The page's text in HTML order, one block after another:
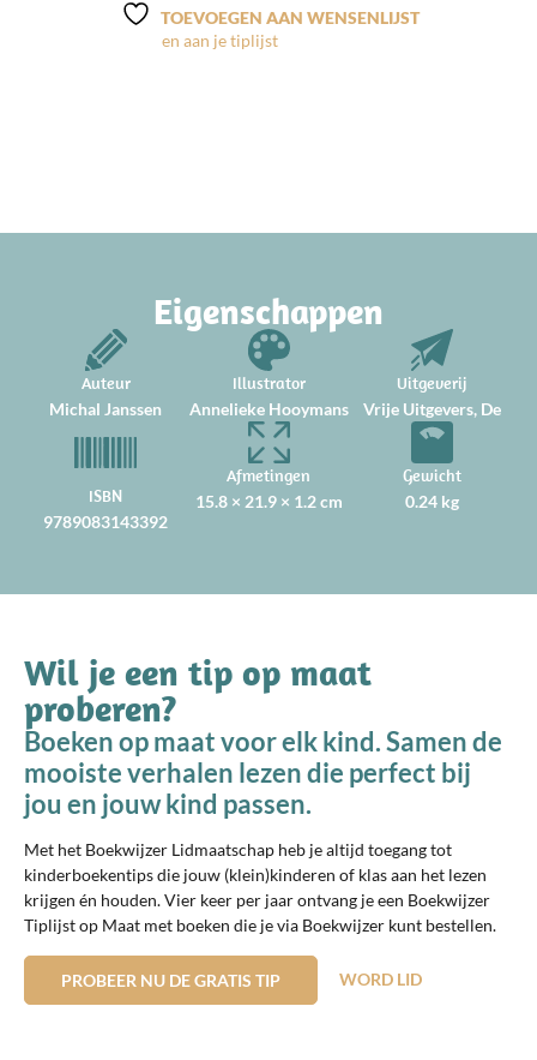
TOEVOEGEN AAN WENSENLIJST
Eigenschappen
Auteur
Michal Janssen
Illustrator
Annelieke Hooymans
Uitgeverij
Vrije Uitgevers, De
ISBN
9789083143392
Afmetingen
15.8 × 21.9 × 1.2 cm
Gewicht
0.24 kg
Wil je een tip op maat
proberen?
Boeken op maat voor elk kind. Samen de
mooiste verhalen lezen die perfect bij
jou en jouw kind passen.
Met het Boekwijzer Lidmaatschap heb je altijd toegang tot
kinderboekentips die jouw (klein)kinderen of klas aan het lezen
krijgen én houden. Vier keer per jaar ontvang je een Boekwijzer
Tiplijst op Maat met boeken die je via Boekwijzer kunt bestellen.
PROBEER NU DE GRATIS TIP WORD LID